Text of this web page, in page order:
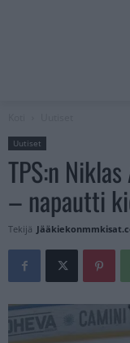
Uutiset
TPS:n
– napautti
Tekijä